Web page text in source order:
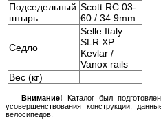
Подседельный
штырь
Scott RC 03-
60 / 34.9mm
Седло
Selle Italy
SLR XP
Kevlar /
Vanox rails
Вес (кг)
Внимание!
Каталог был
усовершенствования конструкции,
велосипедов.